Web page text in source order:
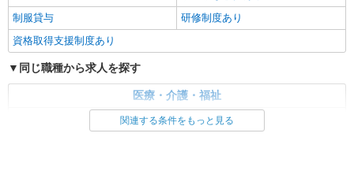
制服貸与
研修制度あり
資格取得支援制度あり
同じ職種から求人を探す
医療・介護・福祉
関連する条件をもっと見る